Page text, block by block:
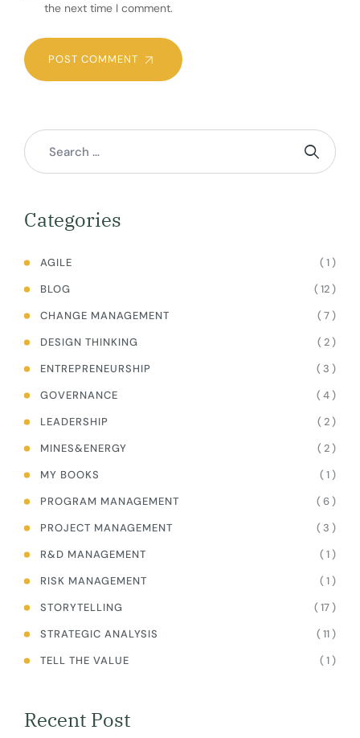
the next time I comment.
POST COMMENT
Categories
AGILE
( 1 )
BLOG
( 12 )
CHANGE MANAGEMENT
( 7 )
DESIGN THINKING
( 2 )
ENTREPRENEURSHIP
( 3 )
GOVERNANCE
( 4 )
LEADERSHIP
( 2 )
MINES&ENERGY
( 2 )
MY BOOKS
( 1 )
PROGRAM MANAGEMENT
( 6 )
PROJECT MANAGEMENT
( 3 )
R&D MANAGEMENT
( 1 )
RISK MANAGEMENT
( 1 )
STORYTELLING
( 17 )
STRATEGIC ANALYSIS
( 11 )
TELL THE VALUE
( 1 )
Recent Post